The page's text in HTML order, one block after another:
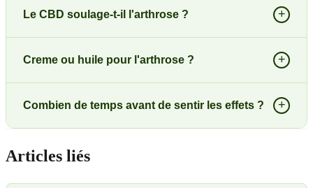
Le CBD soulage-t-il l'arthrose ? +
Creme ou huile pour l'arthrose ? +
Combien de temps avant de sentir les effets ? +
Articles liés